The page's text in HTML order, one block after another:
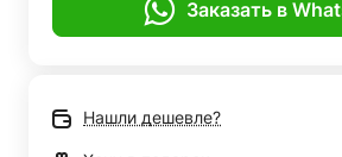
Заказать в
Нашли дешевле?